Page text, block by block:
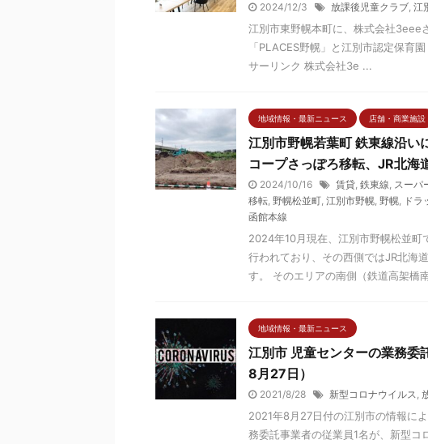
2024/12/3 放課後児童クラブ, 江
江別市東野幌本町に、株式会社3eee
「PLACES野幌」と江別市認定保育
サーリンク 株式会社3e ...
地域情報・最新ニュース 店舗・商業施設
江別市野幌若葉町 鉄東線沿い
コープさっぽろ移転、JR北海
2024/10/16 賃貸, 鉄東線, スーパ
移転, 野幌松並町, 江別市野幌, 野幌, ドラ
函館本線
2024年10月現在、江別市野幌松並町
行われており、その西側ではJR北海
す。 そのエリアの南側（鉄道高架橋
地域情報・最新ニュース
江別市 児童センターの業務
8月27日）
2021/8/28 新型コロナウイルス,
2021年8月27日付の江別市の情報に
務委託事業者の従業員1名が、新型コ